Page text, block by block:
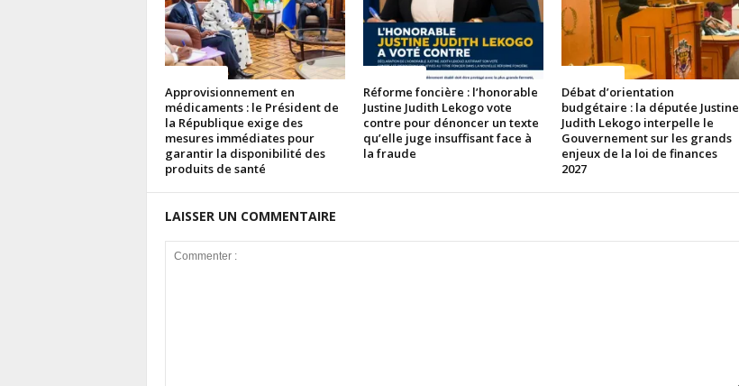
Approvisionnement en
médicaments : le Président de
la République exige des
mesures immédiates pour
garantir la disponibilité des
produits de santé
Réforme foncière : l’honorable
Justine Judith Lekogo vote
contre pour dénoncer un texte
qu’elle juge insuffisant face à
la fraude
Débat d’orientation
budgétaire : la députée Justine
Judith Lekogo interpelle le
Gouvernement sur les grands
enjeux de la loi de finances
2027
LAISSER UN COMMENTAIRE